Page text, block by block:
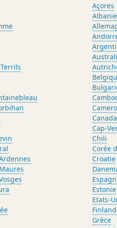
Açores
Albanie
Canada
Cap-
Chili
Corée
Croatie
Estonie
Etats-
Grèce